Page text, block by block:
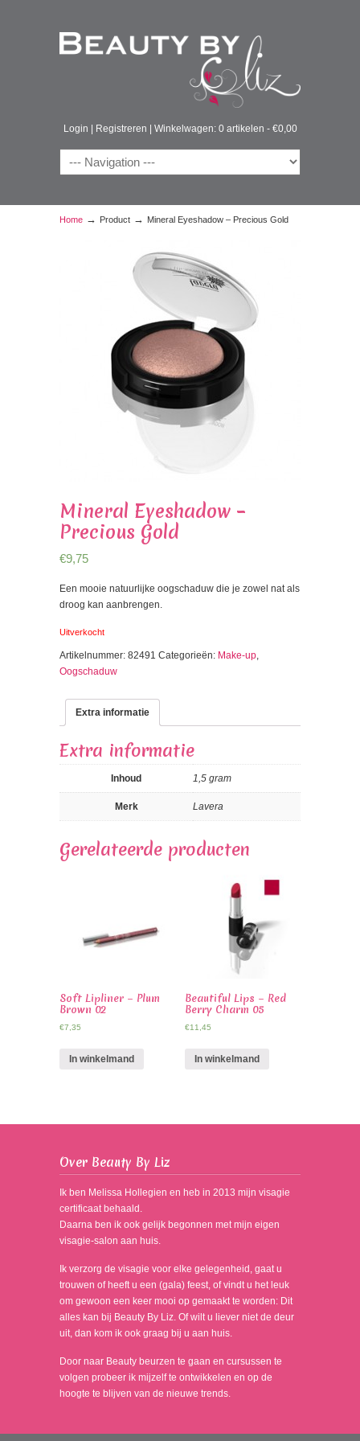
Login Registreren Winkelwagen: 0 artikelen - €0,00
Home → Product → Mineral Eyeshadow – Precious Gold
Mineral Eyeshadow –
Precious Gold
€9,75
Een mooie natuurlijke oogschaduw die je zowel nat als
droog kan aanbrengen.
Uitverkocht
Artikelnummer: 82491 Categorieën: Make-up,
Oogschaduw
Extra informatie
Extra informatie
Inhoud 1,5 gram
Merk Lavera
Gerelateerde producten
Soft Lipliner – Plum
Brown 02
€7,35
In winkelmand
Beautiful Lips – Red
Berry Charm 05
€11,45
In winkelmand
Over Beauty By Liz
Ik ben Melissa Hollegien en heb in 2013 mijn visagie
certificaat behaald.
Daarna ben ik ook gelijk begonnen met mijn eigen
visagie-salon aan huis.
Ik verzorg de visagie voor elke gelegenheid, gaat u
trouwen of heeft u een (gala) feest, of vindt u het leuk
om gewoon een keer mooi op gemaakt te worden: Dit
alles kan bij Beauty By Liz. Of wilt u liever niet de deur
uit, dan kom ik ook graag bij u aan huis.
Door naar Beauty beurzen te gaan en cursussen te
volgen probeer ik mijzelf te ontwikkelen en op de
hoogte te blijven van de nieuwe trends.